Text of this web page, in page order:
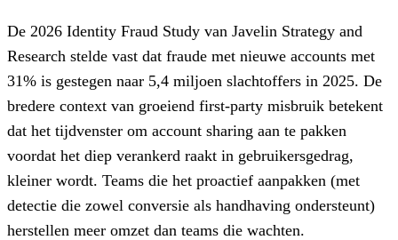
De 2026 Identity Fraud Study van Javelin Strategy and
Research stelde vast dat fraude met nieuwe accounts met
31% is gestegen naar 5,4 miljoen slachtoffers in 2025. De
bredere context van groeiend first-party misbruik betekent
dat het tijdvenster om account sharing aan te pakken
voordat het diep verankerd raakt in gebruikersgedrag,
kleiner wordt. Teams die het proactief aanpakken (met
detectie die zowel conversie als handhaving ondersteunt)
herstellen meer omzet dan teams die wachten.